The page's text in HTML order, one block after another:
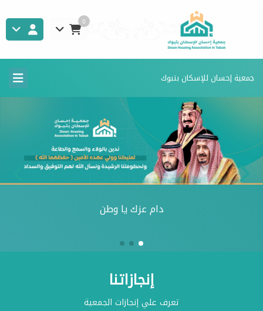
0
جمعية إحسان للإسكان بتبوك
إنجازات الجمعية بالأرقام
إنجازاتنا
تعرف علي إنجازات الجمعية